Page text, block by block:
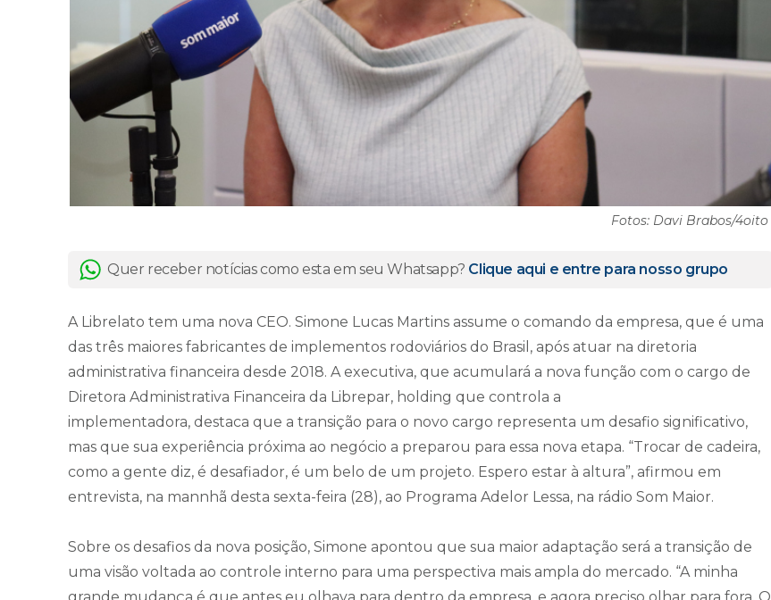
Fotos: Davi Brabos/4oito
Quer receber notícias como esta em seu Whatsapp? Clique aqui e entre para nosso grupo
A Librelato tem uma nova CEO. Simone Lucas Martins assume o comando da empresa, que é uma
das três maiores fabricantes de implementos rodoviários do Brasil, após atuar na diretoria
administrativa financeira desde 2018. A executiva, que acumulará a nova função com o cargo de
Diretora Administrativa Financeira da Librepar, holding que controla a
implementadora, destaca que a transição para o novo cargo representa um desafio significativo,
mas que sua experiência próxima ao negócio a preparou para essa nova etapa. “Trocar de cadeira,
como a gente diz, é desafiador, é um belo de um projeto. Espero estar à altura”, afirmou em
entrevista, na mannhã desta sexta-feira (28), ao Programa Adelor Lessa, na rádio Som Maior.
Sobre os desafios da nova posição, Simone apontou que sua maior adaptação será a transição de
uma visão voltada ao controle interno para uma perspectiva mais ampla do mercado. “A minha